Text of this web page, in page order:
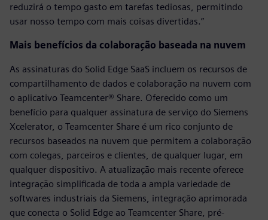
reduzirá o tempo gasto em tarefas tediosas, permitindo
usar nosso tempo com mais coisas divertidas.”
Mais benefícios da colaboração baseada na nuvem
As assinaturas do Solid Edge SaaS incluem os recursos de
compartilhamento de dados e colaboração na nuvem com
o aplicativo Teamcenter® Share. Oferecido como um
benefício para qualquer assinatura de serviço do Siemens
Xcelerator, o Teamcenter Share é um rico conjunto de
recursos baseados na nuvem que permitem a colaboração
com colegas, parceiros e clientes, de qualquer lugar, em
qualquer dispositivo. A atualização mais recente oferece
integração simplificada de toda a ampla variedade de
softwares industriais da Siemens, integração aprimorada
que conecta o Solid Edge ao Teamcenter Share, pré-